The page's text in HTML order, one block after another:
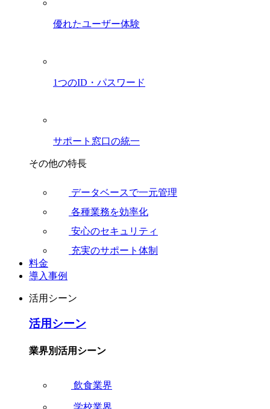
優れたユーザー体験
1つのID・パスワード
サポート窓口の統一
その他の特長
データベースで一元管理
各種業務を効率化
安心のセキュリティ
充実のサポート体制
料金
導入事例
活用シーン
活用シーン
業界別活用シーン
飲食業界
学校業界